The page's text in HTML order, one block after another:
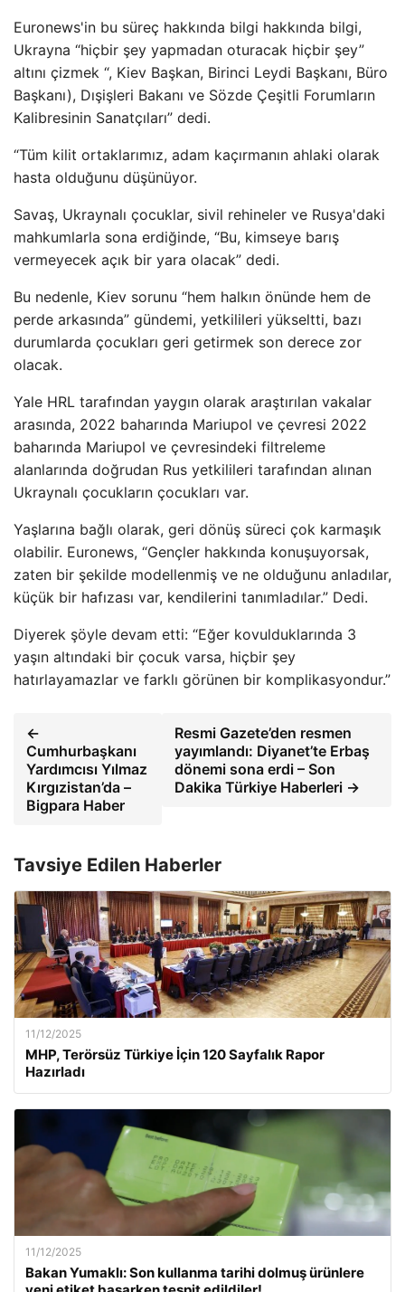
Euronews'in bu süreç hakkında bilgi hakkında bilgi,
Ukrayna “hiçbir şey yapmadan oturacak hiçbir şey”
altını çizmek “, Kiev Başkan, Birinci Leydi Başkanı, Büro
Başkanı), Dışişleri Bakanı ve Sözde Çeşitli Forumların
Kalibresinin Sanatçıları” dedi.
“Tüm kilit ortaklarımız, adam kaçırmanın ahlaki olarak
hasta olduğunu düşünüyor.
Savaş, Ukraynalı çocuklar, sivil rehineler ve Rusya'daki
mahkumlarla sona erdiğinde, “Bu, kimseye barış
vermeyecek açık bir yara olacak” dedi.
Bu nedenle, Kiev sorunu “hem halkın önünde hem de
perde arkasında” gündemi, yetkilileri yükseltti, bazı
durumlarda çocukları geri getirmek son derece zor
olacak.
Yale HRL tarafından yaygın olarak araştırılan vakalar
arasında, 2022 baharında Mariupol ve çevresi 2022
baharında Mariupol ve çevresindeki filtreleme
alanlarında doğrudan Rus yetkilileri tarafından alınan
Ukraynalı çocukların çocukları var.
Yaşlarına bağlı olarak, geri dönüş süreci çok karmaşık
olabilir. Euronews, “Gençler hakkında konuşuyorsak,
zaten bir şekilde modellenmiş ve ne olduğunu anladılar,
küçük bir hafızası var, kendilerini tanımladılar.” Dedi.
Diyerek şöyle devam etti: “Eğer kovulduklarında 3
yaşın altındaki bir çocuk varsa, hiçbir şey
hatırlayamazlar ve farklı görünen bir komplikasyondur.”
←
Cumhurbaşkanı
Yardımcısı Yılmaz
Kırgızistan’da –
Bigpara Haber
Resmi Gazete’den resmen
yayımlandı: Diyanet’te Erbaş
dönemi sona erdi – Son
Dakika Türkiye Haberleri →
Tavsiye Edilen Haberler
11/12/2025
MHP, Terörsüz Türkiye İçin 120 Sayfalık Rapor
Hazırladı
11/12/2025
Bakan Yumaklı: Son kullanma tarihi dolmuş ürünlere